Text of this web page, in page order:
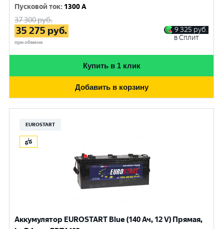
Пусковой ток: 1300 A
37 300руб.
35 275 руб.
при обмене
9 325 руб.
в Сплит
Купить в 1 клик
Добавить в корзину
EUROSTART
Аккумулятор EUROSTART Blue (140 Ач, 12 V) Прямая,